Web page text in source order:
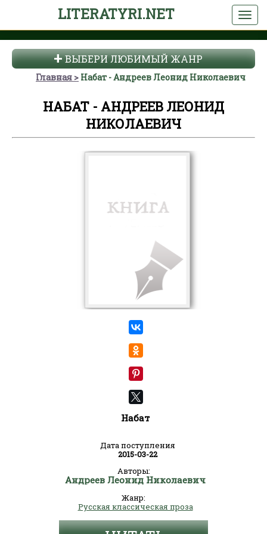
LITERATYRI.NET
ВЫБЕРИ ЛЮБИМЫЙ ЖАНР
Главная Набат - Андреев Леонид Николаевич
НАБАТ - АНДРЕЕВ ЛЕОНИД
НИКОЛАЕВИЧ
Набат
Дата поступления
2015-03-22
Авторы:
Андреев Леонид Николаевич
Жанр:
Русская классическая проза